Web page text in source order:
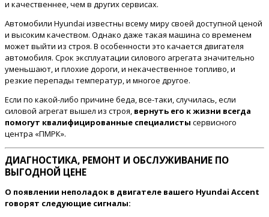
и качественнее, чем в других сервисах.
Автомобили Hyundai известны всему миру своей доступной ценой
и высоким качеством. Однако даже такая машина со временем
может выйти из строя. В особенности это качается двигателя
автомобиля. Срок эксплуатации силового агрегата значительно
уменьшают, и плохие дороги, и некачественное топливо, и
резкие перепады температур, и многое другое.
Если по какой-либо причине беда, все-таки, случилась, если
силовой агрегат вышел из строя, вернуть его к жизни всегда
помогут квалифицированные специалисты сервисного
центра «ПМРК».
ДИАГНОСТИКА, РЕМОНТ И ОБСЛУЖИВАНИЕ ПО
ВЫГОДНОЙ ЦЕНЕ
О появлении неполадок в двигателе вашего Hyundai Accent
говорят следующие сигналы: